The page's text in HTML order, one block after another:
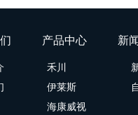
我们 产品中
禾川
伊莱斯
海康威视